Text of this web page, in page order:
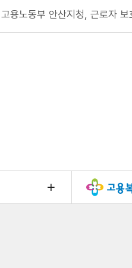
고용노동부 안산지청, 근로자